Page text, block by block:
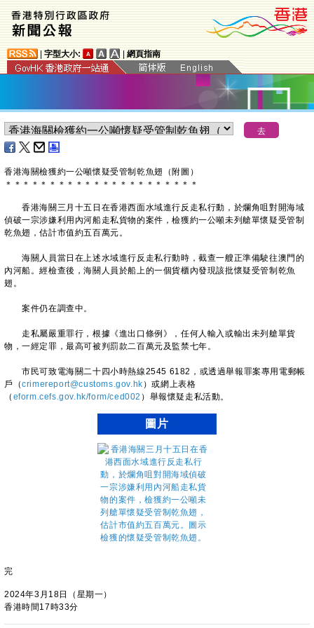
字型大小: 網頁指南
​香港海關檢獲約一公噸懷疑受管制乾魚翅（附圖）
＊ ＊ ＊ ＊ ＊ ＊ ＊ ＊ ＊ ＊ ＊ ＊ ＊ ＊ ＊ ＊ ＊ ＊ ＊ ＊ ＊ ＊
香港海關三月十五日在香港西面水域進行反走私行動，於爛角咀對開海域
偵破一宗涉嫌利用內河船走私貨物的案件，檢獲約一公噸未列艙單懷疑受管制
乾魚翅，估計市值約五百萬元。
海關人員當日在上述水域進行反走私行動時，截查一艘正準備駛往澳門的
內河船。經檢查後，海關人員於船上的一個貨櫃內發現該批懷疑受管制乾魚
翅。
案件仍在調查中。
走私屬嚴重罪行，根據《進出口條例》，任何人輸入或輸出未列艙單貨
物，一經定罪，最高可被判罰款二百萬元及監禁七年。
市民可致電海關二十四小時熱線2545 6182，或透過舉報罪案專用電郵帳
戶（crimereport@customs.gov.hk ）或網上表格
（ eform.cefs.gov.hk/form/ced002 ）舉報懷疑走私活動。
圖片
完
2024年3月18日（星期一）
香港時間17時33分